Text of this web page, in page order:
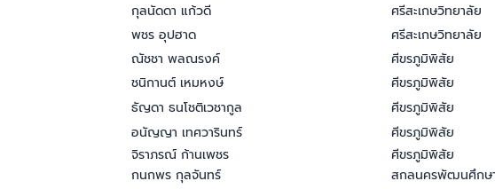
กุลนัดดา แก้วดี
ศรีสะเกษวิทยาลัย
พชร อุปฮาด
ศรีสะเกษวิทยาลัย
ณัชชา พลณรงค์
ศีขรภูมิพิสัย
ชนิกานต์ เหมหงษ์
ศีขรภูมิพิสัย
ธัญดา ธนโชติเวชากูล
ศีขรภูมิพิสัย
อนัญญา เทศวารินทร์
ศีขรภูมิพิสัย
จิราภรณ์ ก้านเพชร
ศีขรภูมิพิสัย
กนกพร กุลจันทร์
สกลนครพัฒนศึกษ